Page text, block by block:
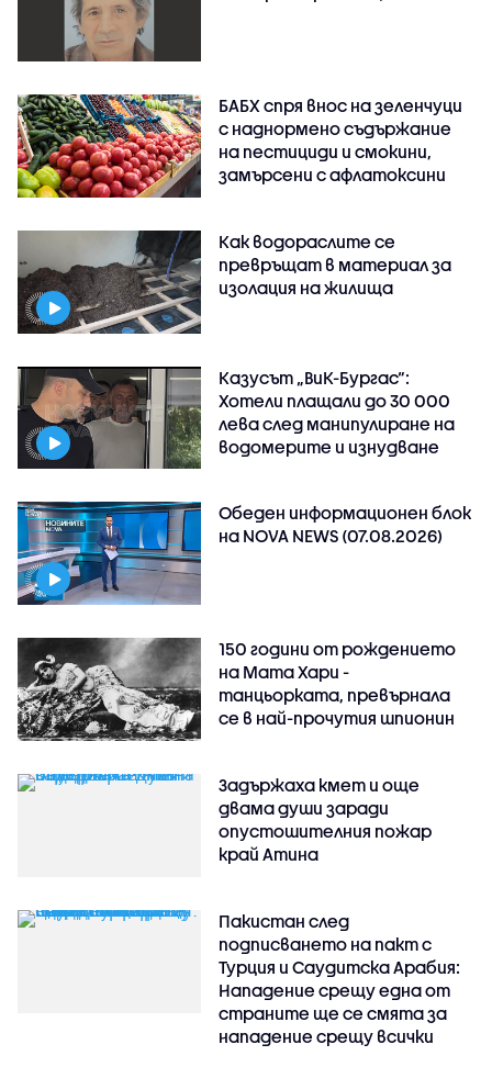
БАБХ спря внос на зеленчуци
с наднормено съдържание
на пестициди и смокини,
замърсени с афлатоксини
Как водораслите се
превръщат в материал за
изолация на жилища
Казусът „ВиК-Бургас“:
Хотели плащали до 30 000
лева след манипулиране на
водомерите и изнудване
Обеден информационен блок
на NOVA NEWS (07.08.2026)
150 години от рождението
на Мата Хари -
танцьорката, превърнала
се в най-прочутия шпионин
Задържаха кмет и още
двама души заради
опустошителния пожар
край Атина
Пакистан след
подписването на пакт с
Турция и Саудитска Арабия:
Нападение срещу една от
страните ще се смята за
нападение срещу всички